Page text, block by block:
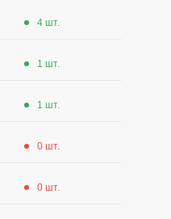
4 шт.
1 шт.
1 шт.
0 шт.
0 шт.